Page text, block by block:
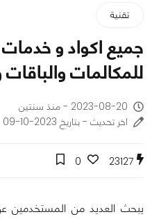
تقنية
جميع اكواد و
للمكالمات والباقات
2023-08-20 - منذ سنتين
اخر تحديث - بتاريخ 2023-10-09
23127
0
يبحث العديد من المستخدمين